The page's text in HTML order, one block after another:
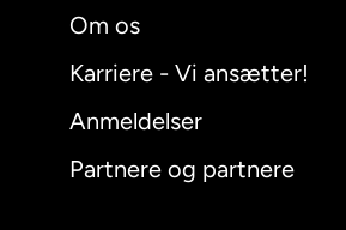
Om os
Karriere - Vi ansætter!
Anmeldelser
Partnere og partnere